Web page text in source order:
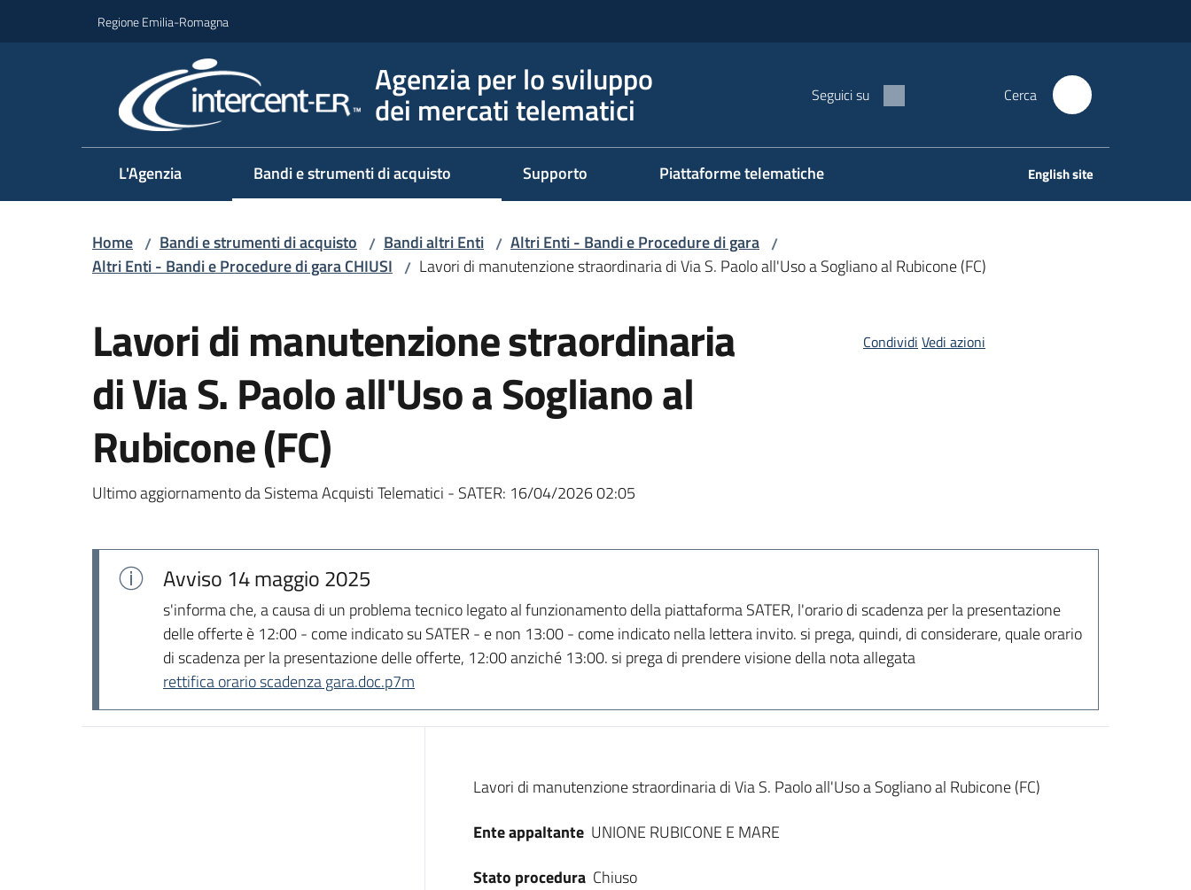
Regione Emilia-Romagna
Agenzia per lo sviluppo
dei mercati telematici Seguici su Cerca
L'Agenzia Bandi e strumenti di acquisto Supporto Piattaforme telematiche English site
Home / Bandi e strumenti di acquisto / Bandi altri Enti / Altri Enti - Bandi e Procedure di gara /
Altri Enti - Bandi e Procedure di gara CHIUSI / Lavori di manutenzione straordinaria di Via S. Paolo all'Uso a Sogliano al Rubicone (FC)
Lavori di manutenzione straordinaria
di Via S. Paolo all'Uso a Sogliano al
Rubicone (FC)
Ultimo aggiornamento da Sistema Acquisti Telematici - SATER: 16/04/2026 02:05
Condividi Vedi azioni
Avviso 14 maggio 2025
s'informa che, a causa di un problema tecnico legato al funzionamento della piattaforma SATER, l'orario di scadenza per la presentazione
delle offerte è 12:00 - come indicato su SATER - e non 13:00 - come indicato nella lettera invito. si prega, quindi, di considerare, quale orario
di scadenza per la presentazione delle offerte, 12:00 anziché 13:00. si prega di prendere visione della nota allegata
rettifica orario scadenza gara.doc.p7m
Dati del bando
Lavori di manutenzione straordinaria di Via S. Paolo all'Uso a Sogliano al Rubicone (FC)
Ente appaltante UNIONE RUBICONE E MARE
Stato procedura Chiuso